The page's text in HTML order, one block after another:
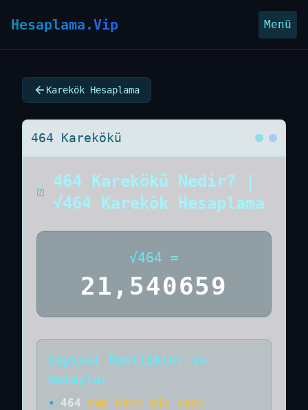
Hesaplama.Vip Menü
Karekök Hesaplama
464 Karekökü
464 Karekökü Nedir? |
√464 Karekök Hesaplama
√464 =
21,540659
Sayısal Özellikler ve
Detaylar
• 464
tam kare bir sayı